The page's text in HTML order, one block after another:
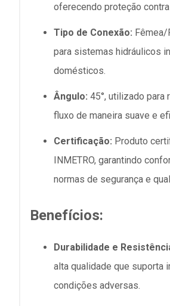
oferecendo proteção contra
Tipo de Conexão: Fêmea/
para sistemas hidráulicos
domésticos.
Ângulo: 45°, utilizado para
fluxo de maneira suave e
Certificação: Produto
INMETRO, garantindo
normas de segurança e
Benefícios:
Durabilidade e
alta qualidade que suporta
condições adversas.